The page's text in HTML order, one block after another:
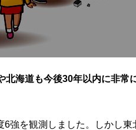
北海道も今後30年以内に非常
強を観測しました。しかし東